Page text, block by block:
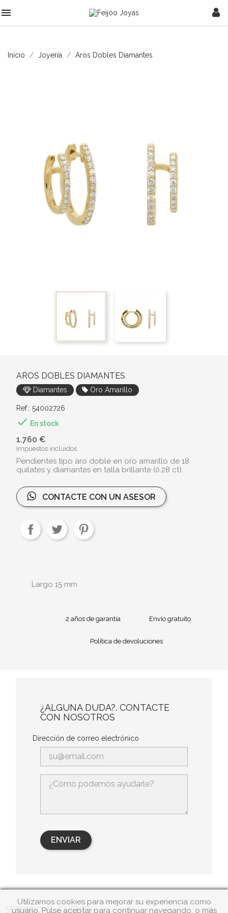

Inicio Joyería Aros Dobles Diamantes
AROS DOBLES DIAMANTES
Diamantes Oro Amarillo
Ref.: 54002726
 En stock
1.760 €
Impuestos incluidos
Pendientes tipo aro doble en oro amarillo de 18
quilates y diamantes en talla brillante (0.28 ct).
CONTACTE CON UN ASESOR
Largo 15 mm
2 años de garantía Envío gratuito
Política de devoluciones
¿ALGUNA DUDA?. CONTACTE
CON NOSOTROS
Dirección de correo electrónico
SERVICIO AL CLIENTE
Utilizamos cookies para mejorar su experiencia como
usuario. Pulse aceptar para continuar navegando, o más